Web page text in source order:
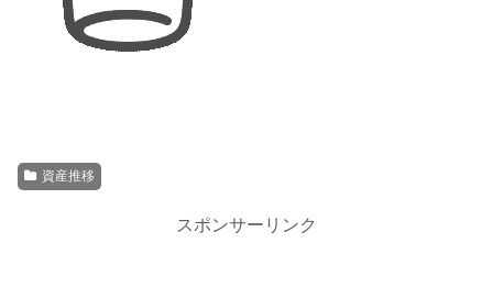
資産推移
スポンサーリンク